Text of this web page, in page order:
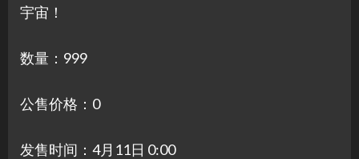
宇宙！
数量：999
公售价格：0
发售时间：4月11日 0:00